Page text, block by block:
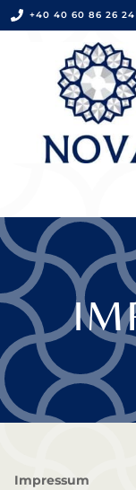
+40 40 60 86 26 24
Impressum